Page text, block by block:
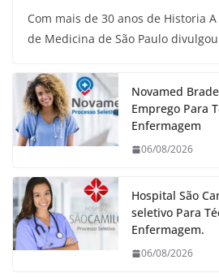
Com mais de 30 anos de Historia
de Medicina de São Paulo
Novamed
Emprego Para
Enfermagem
06/08/2026
Hospital São
seletivo Para
Enfermagem.
06/08/2026